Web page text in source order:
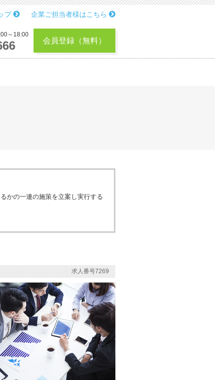
プ 企業ご担当者様はこちら
～18:00
会員登録（無料）
かの一連の施策を立案し実行する
求人番号7269